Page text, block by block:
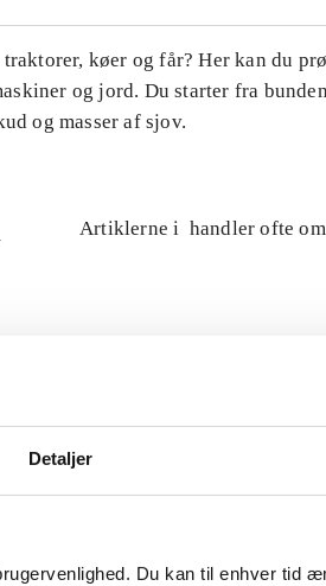
Detaljer
Du kan til enhver tid
køer og får? Her kan du
og jord. Du starter fra
og masser af sjov.
Artiklerne i handler ofte om